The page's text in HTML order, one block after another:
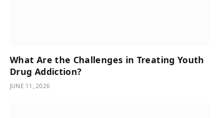
What Are the Challenges in Treating Youth
Drug Addiction?
JUNE 11, 2026